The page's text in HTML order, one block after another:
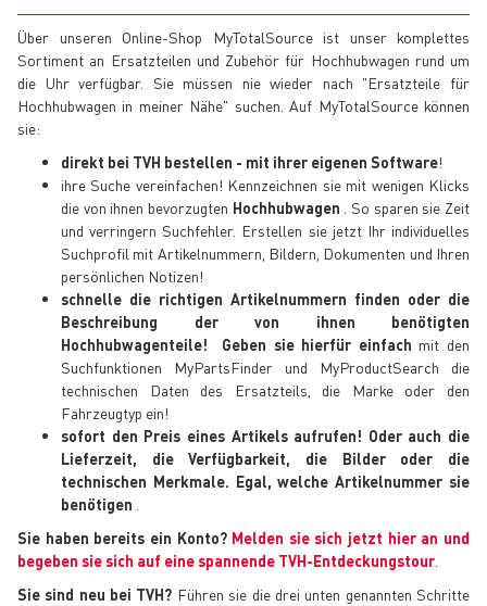
Über unseren Online-Shop MyTotalSource ist unser komplettes
Sortiment an Ersatzteilen und Zubehör für Hochhubwagen rund um
die Uhr verfügbar. Sie müssen nie wieder nach "Ersatzteile für
Hochhubwagen in meiner Nähe" suchen. Auf MyTotalSource können
sie:
direkt bei TVH bestellen - mit ihrer eigenen Software!
ihre Suche vereinfachen! Kennzeichnen sie mit wenigen Klicks
die von ihnen bevorzugten Hochhubwagen
. So sparen sie Zeit
und verringern Suchfehler. Erstellen sie jetzt Ihr individuelles
Suchprofil mit Artikelnummern, Bildern, Dokumenten und Ihren
persönlichen Notizen!
schnelle die richtigen Artikelnummern finden oder die
Beschreibung der von ihnen benötigten
Hochhubwagenteile! Geben sie hierfür einfach mit den
Suchfunktionen MyPartsFinder und MyProductSearch die
technischen Daten des Ersatzteils, die Marke oder den
Fahrzeugtyp ein!
sofort den Preis eines Artikels aufrufen! Oder auch die
Lieferzeit, die Verfügbarkeit, die Bilder oder die
technischen Merkmale. Egal, welche Artikelnummer sie
benötigen
Sie haben bereits ein Konto? Melden sie sich jetzt hier an und
begeben sie sich auf eine spannende TVH-Entdeckungstour
Sie sind neu bei TVH? Führen sie die drei unten genannten Schritte